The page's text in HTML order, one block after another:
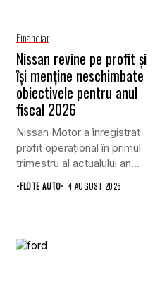
Financiar
Nissan revine pe profit și
își menține neschimbate
obiectivele pentru anul
fiscal 2026
Nissan Motor a înregistrat
profit operațional în primul
trimestru al actualului an...
•FLOTE AUTO 4 AUGUST 2026